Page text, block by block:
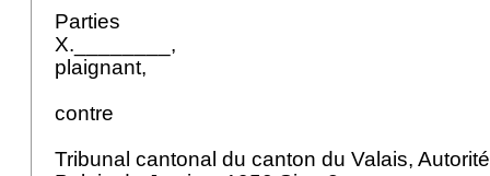
Parties
X.________,
plaignant,
contre
Tribunal cantonal du canton du Valais,